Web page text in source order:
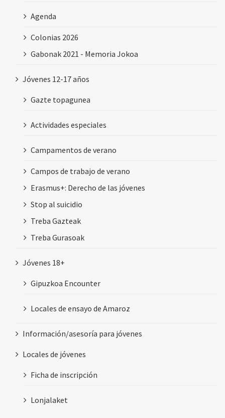
Agenda
Colonias 2026
Gabonak 2021 - Memoria Jokoa
Jóvenes 12-17 años
Gazte topagunea
Actividades especiales
Campamentos de verano
Campos de trabajo de verano
Erasmus+: Derecho de las jóvenes
Stop al suicidio
Treba Gazteak
Treba Gurasoak
Jóvenes 18+
Gipuzkoa Encounter
Locales de ensayo de Amaroz
Información/asesoría para jóvenes
Locales de jóvenes
Ficha de inscripción
Lonjalaket